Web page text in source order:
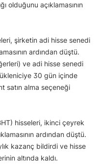
olduğunu açıklamasının
şirketin adi hisse senedi
ardından düştü.
ve adi hisse senedi
30 gün içinde
satın alma seçeneği
hisseleri, ikinci çeyrek
ardından düştü.
kazanç bildirdi ve hisse
altında kaldı.